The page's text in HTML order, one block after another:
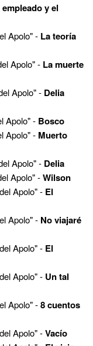
empleado y el
Apolo" - La teoría
Apolo" - La muerte
Apolo" - Delia
Apolo" - Bosco
Apolo" - Muerto
Apolo" - Delia
Apolo" -Wilson
Apolo" - El
Apolo" - No viajaré
Apolo" - El
Apolo" - Un tal
Apolo" -8 cuentos
Apolo" -Vacío